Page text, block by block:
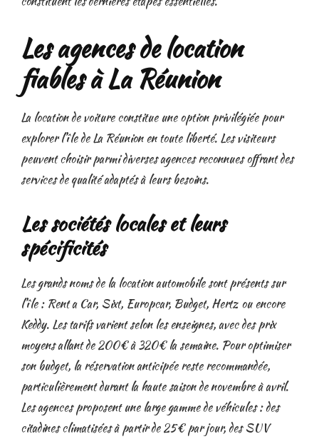
Les agences de location
fiables à La Réunion
La location de voiture constitue une option privilégiée pour
explorer l’île de La Réunion en toute liberté. Les visiteurs
peuvent choisir parmi diverses agences reconnues offrant des
services de qualité adaptés à leurs besoins.
Les sociétés locales et leurs
spécificités
Les grands noms de la location automobile sont présents sur
l’île : Rent a Car, Sixt, Europcar, Budget, Hertz ou encore
Keddy. Les tarifs varient selon les enseignes, avec des prix
moyens allant de 200€ à 320€ la semaine. Pour optimiser
son budget, la réservation anticipée reste recommandée,
particulièrement durant la haute saison de novembre à avril.
Les agences proposent une large gamme de véhicules : des
citadines climatisées à partir de 25€ par jour, des SUV